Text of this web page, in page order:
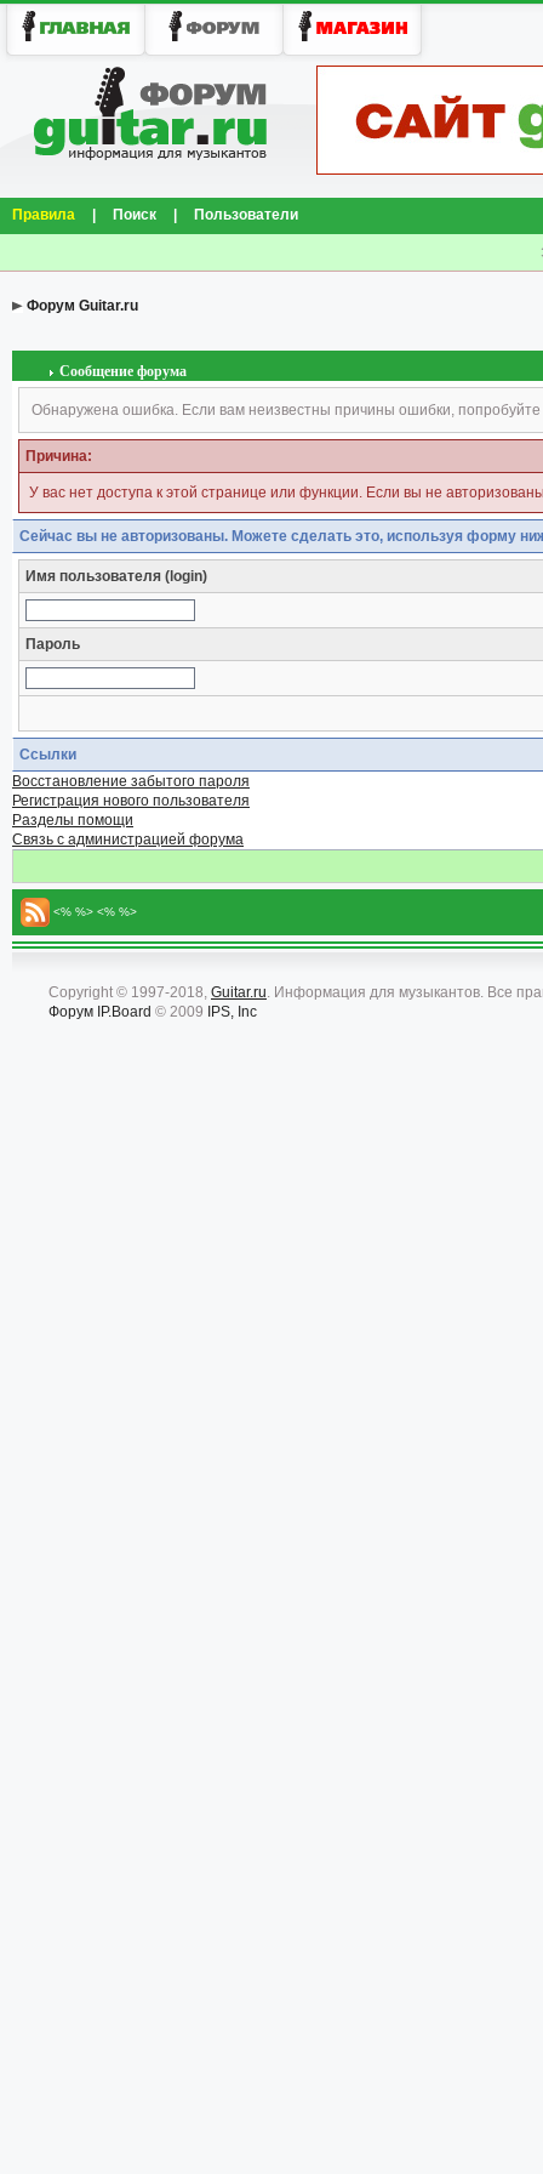
Правила Поиск Пользователи
Форум Guitar.ru
Сообщение форума
Обнаружена ошибка. Если вам неизвестны причины ошибки, попробуйте
Причина:
У вас нет доступа к этой странице или функции. Если вы не
Сейчас вы не авторизованы. Можете сделать это, используя форму
Имя пользователя (login)
Пароль
Ссылки
Восстановление забытого пароля
Регистрация нового пользователя
Разделы помощи
Связь с администрацией форума
<% %> <% %>
Copyright © 1997-2018, Guitar.ru. Информация для музыкантов. Все
Форум IP.Board © 2009 IPS, Inc